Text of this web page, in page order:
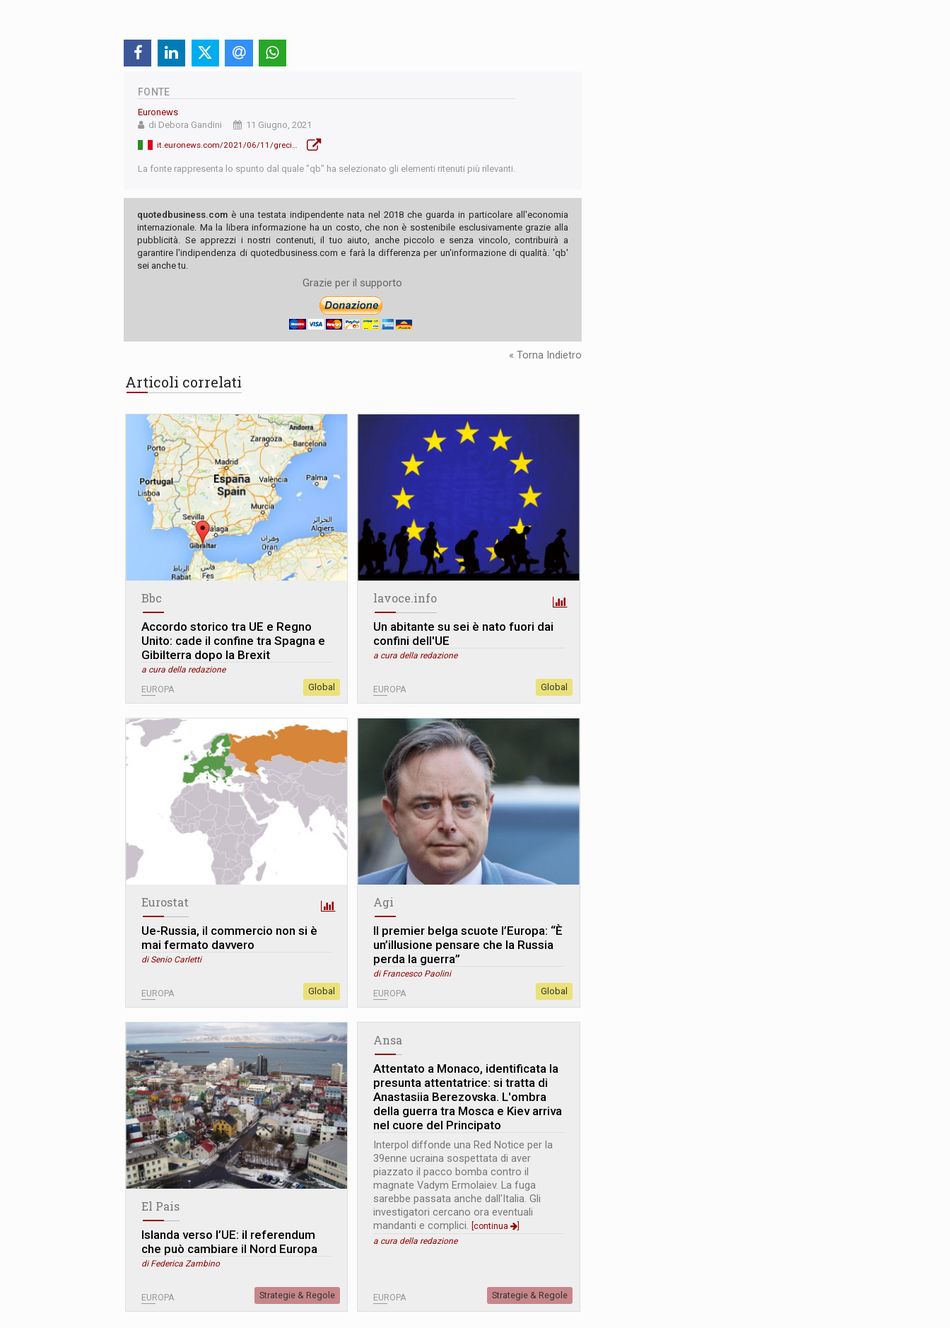
FONTE
Euronews
di Debora Gandini
11 Giugno, 2021
it.euronews.com/2021/06/11/grecia-cannoni-sonori-e-un-muro-di-acciaio-contro-i-migranti-preoccupazione-dalla-ue
La fonte rappresenta lo spunto dal quale "qb" ha selezionato gli elementi ritenuti più rilevanti.
quotedbusiness.com è una testata indipendente nata nel 2018 che guarda in particolare all'economia
internazionale. Ma la libera informazione ha un costo, che non è sostenibile esclusivamente grazie alla
pubblicità. Se apprezzi i nostri contenuti, il tuo aiuto, anche piccolo e senza vincolo, contribuirà a
garantire l'indipendenza di quotedbusiness.com e farà la differenza per un'informazione di qualità. 'qb'
sei anche tu.
Grazie per il supporto
« Torna Indietro
Articoli correlati
Bbc
Accordo storico tra UE e Regno
Unito: cade il confine tra Spagna e
Gibilterra dopo la Brexit
a cura della redazione
EUROPA Global
lavoce.info
Un abitante su sei è nato fuori dai
confini dell'UE
a cura della redazione
EUROPA Global
Eurostat
Ue-Russia, il commercio non si è
mai fermato davvero
di Senio Carletti
EUROPA Global
Agi
Il premier belga scuote l’Europa: “È
un’illusione pensare che la Russia
perda la guerra”
di Francesco Paolini
EUROPA Global
El Pais
Islanda verso l’UE: il referendum
che può cambiare il Nord Europa
di Federica Zambino
EUROPA Strategie & Regole
Ansa
Attentato a Monaco, identificata la
presunta attentatrice: si tratta di
Anastasiia Berezovska. L'ombra
della guerra tra Mosca e Kiev arriva
nel cuore del Principato
Interpol diffonde una Red Notice per la
39enne ucraina sospettata di aver
piazzato il pacco bomba contro il
magnate Vadym Ermolaiev. La fuga
sarebbe passata anche dall'Italia. Gli
investigatori cercano ora eventuali
mandanti e complici. [continua
a cura della redazione
EUROPA Strategie & Regole